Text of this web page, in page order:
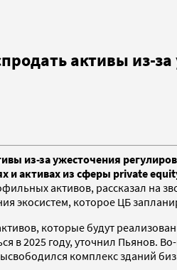
активы из-
из-за ужесточения
и активах из сферы private
активов, рассказал
экосистем, которое ЦБ
которые будут
в 2025 году, уточнил
комплекс зданий